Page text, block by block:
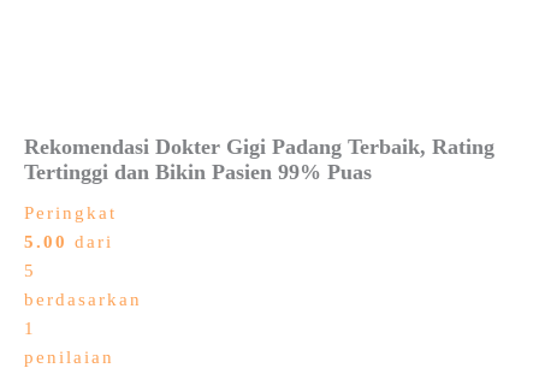
Rekomendasi Dokter Gigi Padang Terbaik, Rating
Tertinggi dan Bikin Pasien 99% Puas
Peringkat
5.00 dari
5
berdasarkan
1
penilaian